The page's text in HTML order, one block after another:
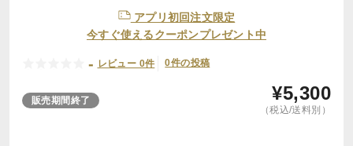
アプリ初回注文限定
今すぐ使えるクーポンプレゼント中
- レビュー 0件 0件の投稿
販売期間終了 ¥5,300
（税込/送料別）